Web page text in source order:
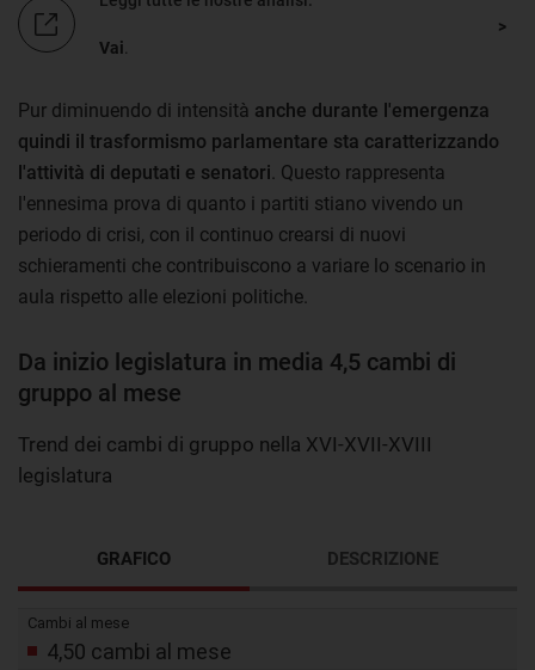
Vai
Pur diminuendo di intensità anche durante l'emergenza
quindi il trasformismo parlamentare sta caratterizzando
l'attività di deputati e senatori . Questo rappresenta
l'ennesima prova di quanto i partiti stiano vivendo un
periodo di crisi, con il continuo crearsi di nuovi
schieramenti che contribuiscono a variare lo scenario in
aula rispetto alle elezioni politiche.
Da inizio legislatura in media 4,5 cambi di
gruppo al mese
Trend dei cambi di gruppo nella XVI-XVII-XVIII
legislatura
GRAFICO DESCRIZIONE